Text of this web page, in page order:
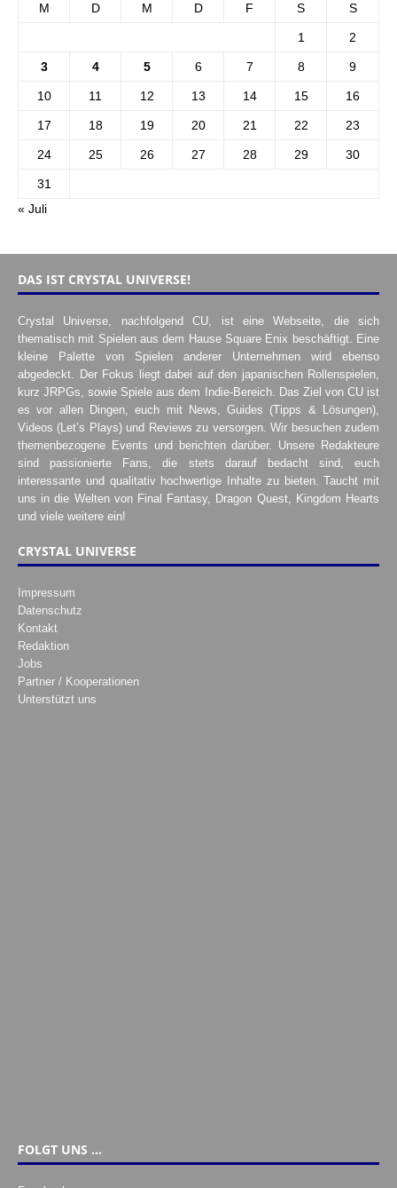
M D M D F S S
1 2
3 4 5 6 7 8 9
10 11 12 13 14 15 16
17 18 19 20 21 22 23
24 25 26 27 28 29 30
31
« Juli
DAS IST CRYSTAL UNIVERSE!
Crystal Universe, nachfolgend CU, ist eine Webseite, die sich
thematisch mit Spielen aus dem Hause Square Enix beschäftigt. Eine
kleine Palette von Spielen anderer Unternehmen wird ebenso
abgedeckt. Der Fokus liegt dabei auf den japanischen Rollenspielen,
kurz JRPGs, sowie Spiele aus dem Indie-Bereich. Das Ziel von CU ist
es vor allen Dingen, euch mit News, Guides (Tipps & Lösungen),
Videos (Let’s Plays) und Reviews zu versorgen. Wir besuchen zudem
themenbezogene Events und berichten darüber. Unsere Redakteure
sind passionierte Fans, die stets darauf bedacht sind, euch
interessante und qualitativ hochwertige Inhalte zu bieten. Taucht mit
uns in die Welten von Final Fantasy, Dragon Quest, Kingdom Hearts
und viele weitere ein!
CRYSTAL UNIVERSE
Impressum
Datenschutz
Kontakt
Redaktion
Jobs
Partner / Kooperationen
Unterstützt uns
FOLGT UNS …